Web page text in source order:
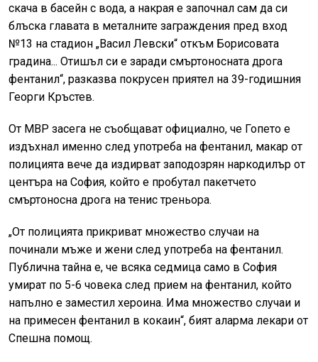
скача в басейн с вода, а накрая е започнал сам да си
блъска главата в металните заграждения пред вход
№13 на стадион „Васил Левски“ откъм Борисовата
градина... Отишъл си е заради смъртоносната дрога
фентанил“, разказва покрусен приятел на 39-годишния
Георги Кръстев.
От МВР засега не съобщават официално, че Гопето е
издъхнал именно след употреба на фентанил, макар от
полицията вече да издирват заподозрян наркодилър от
центъра на София, който е пробутал пакетчето
смъртоносна дрога на тенис треньора.
„От полицията прикриват множество случаи на
починали мъже и жени след употреба на фентанил.
Публична тайна е, че всяка седмица само в София
умират по 5-6 човека след прием на фентанил, който
напълно е заместил хероина. Има множество случаи и
на примесен фентанил в кокаин“, бият аларма лекари от
Спешна помощ.